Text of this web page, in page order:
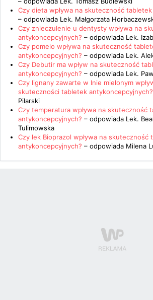
Czy dieta wpływa na skuteczność
– odpowiada Lek. Małgorzata
Czy znieczulenie u dentysty wpływa na
antykoncepcyjnych? – odpowiada Lek.
Czy pomelo wpływa na skuteczność
antykoncepcyjnych? – odpowiada Lek.
Czy Debutir ma wpływ na skuteczność
antykoncepcyjnych? – odpowiada Lek.
Czy lignany zawarte w lnie mielonym
skuteczności tabletek antykoncepcyjnych?
Pilarski
Czy temperatura wpływa na skuteczność
antykoncepcyjnych? – odpowiada Lek.
Tulimowska
Czy lek Bioprazol wpływa na skuteczność
antykoncepcyjnych? – odpowiada Milena